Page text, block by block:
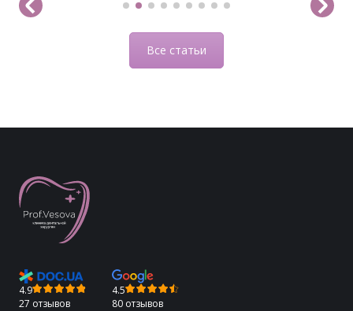
После детальной диагностики […]
Все статьи
4.9
27 отзывов
4.5
80 отзывов